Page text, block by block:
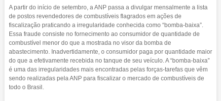
A partir do início de setembro, a ANP passa a divulgar mensalmente a lista
de postos revendedores de combustíveis flagrados em ações de
fiscalização praticando a irregularidade conhecida como “bomba-baixa”.
Essa fraude consiste no fornecimento ao consumidor de quantidade de
combustível menor do que a mostrada no visor da bomba de
abastecimento. Inadvertidamente, o consumidor paga por quantidade maior
do que a efetivamente recebida no tanque de seu veículo. A “bomba-baixa”
é uma das irregularidades mais encontradas pelas forças-tarefas que vêm
sendo realizadas pela ANP para fiscalizar o mercado de combustíveis de
todo o Brasil.